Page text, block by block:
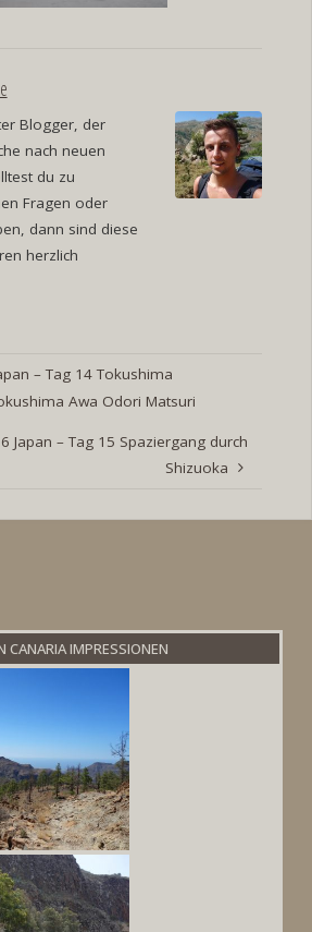
Blogger, der
nach neuen
du zu
Fragen oder
dann sind diese
herzlich
– Tag 14 Tokushima
Awa Odori Matsuri
Japan – Tag 15 Spaziergang durch
Shizuoka
CANARIA IMPRESSIONEN